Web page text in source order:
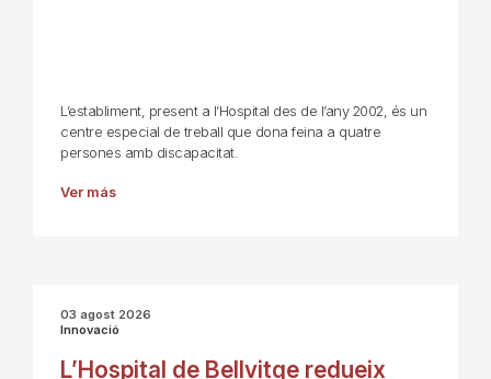
L’establiment, present a l’Hospital des de l’any 2002, és un
centre especial de treball que dona feina a quatre
persones amb discapacitat.
Ver más
03 agost 2026
Innovació
L’Hospital de Bellvitge redueix